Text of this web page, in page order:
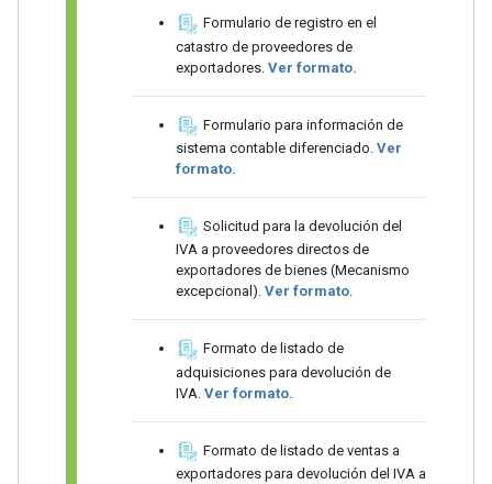
Formulario de registro en el
catastro de proveedores de
exportadores. Ver formato.
Formulario para información de
sistema contable diferenciado. Ver
formato.
Solicitud para la devolución del
IVA a proveedores directos de
exportadores de bienes (Mecanismo
excepcional). Ver formato.
Formato de listado de
adquisiciones para devolución de
IVA. Ver formato.
Formato de listado de ventas a
exportadores para devolución del IVA a